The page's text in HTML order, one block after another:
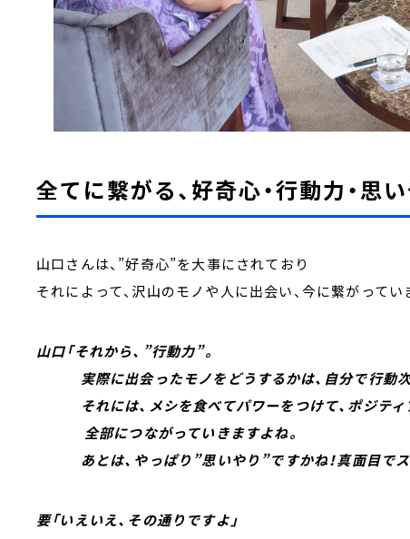
全てに繋がる、好奇心・行動力・思い
山口さんは、”好奇心”を大事にされており
それによって、沢山のモノや人に出会い、今に繋がってい
山口「それから、”行動力”。
実際に出会ったモノをどうするかは、自分で行動次
それには、メシを食べてパワーをつけて、ポジティ
全部につながっていきますよね。
あとは、やっぱり”思いやり”ですかね！真面目でスミ
要「いえいえ、その通りですよ」